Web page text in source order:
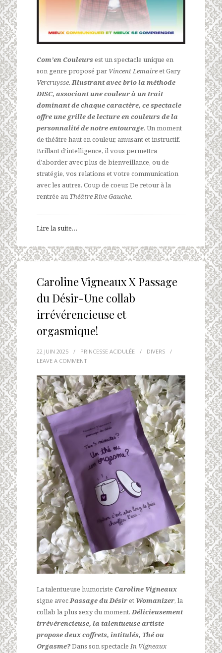
Com’en Couleursest un spectacle unique en
son genre proposé par Vincent Lemaireet Gary
Vercruysse. Illustrant avec brio la méthode
DISC, associant une couleur à un trait
dominant de chaque caractère, ce spectacle
offre une grille de lecture en couleurs de la
personnalité de notre entourage. Un moment
de théâtre haut en couleur, amusant et instructif.
Brillant d’intelligence, il vous permettra
d’aborder avec plus de bienveillance, ou de
stratégie, vos relations et votre communication
avec les autres. Coup de coeur. De retour à la
rentrée au Théâtre Rive Gauche.
Lire la suite…
Caroline Vigneaux X Passage
du Désir-Une collab
irrévérencieuse et
orgasmique!
22 JUIN 2025 / PRINCESSE ACIDULÉE / DIVERS
/
LEAVE A COMMENT
La talentueuse humoriste Caroline Vigneaux
signe avecPassage du Désiret Womanizer, la
collab la plus sexy du moment.Délicieusement
irrévérencieuse, la talentueuse artiste
propose deux coffrets, intitulés, Thé ou
Orgasme?Dans son spectacleIn Vigneaux